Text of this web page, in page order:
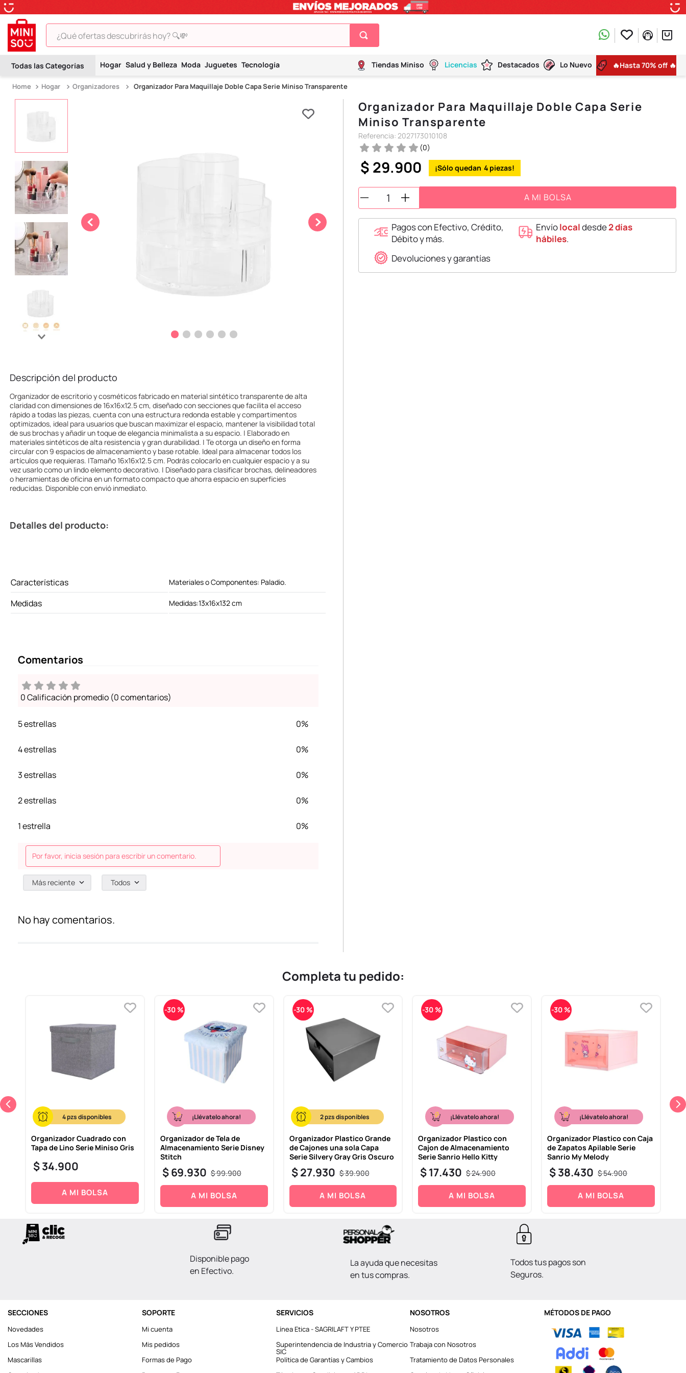
¿Qué ofertas descubrirás hoy? 🔍💸
Hogar Salud y Belleza Moda Juguetes Tecnología Tiendas Miniso Licencias Destacados Lo Nuevo 🔥Hasta 70% off 🔥
Hogar Organizadores Organizador Para Maquillaje Doble Capa Serie Miniso Transparente
Descripción del producto
Organizador de escritorio y cosméticos fabricado en material sintético transparente de alta
claridad con dimensiones de 16x16x12.5 cm, diseñado con secciones que facilita el acceso
rápido a todas las piezas, cuenta con una estructura redonda estable y compartimentos
optimizados, ideal para usuarios que buscan maximizar el espacio, mantener la visibilidad total
de sus brochas y añadir un toque de elegancia minimalista a su espacio. | Elaborado en
materiales sintéticos de alta resistencia y gran durabilidad. | Te otorga un diseño en forma
circular con 9 espacios de almacenamiento y base rotable. Ideal para almacenar todos los
artículos que requieras. |Tamaño 16x16x12.5 cm. Podrás colocarlo en cualquier espacio y a su
vez usarlo como un lindo elemento decorativo. | Diseñado para clasificar brochas, delineadores
o herramientas de oficina en un formato compacto que ahorra espacio en superficies
reducidas. Disponible con envió inmediato.
Detalles del producto:
Características Materiales o Componentes: Paladio.
Medidas Medidas:13x16x132 cm
Comentarios
0 Calificación promedio (0 comentarios)
5 estrellas 0%
4 estrellas 0%
3 estrellas 0%
2 estrellas 0%
1 estrella 0%
Por favor, inicia sesión para escribir un comentario.
Más reciente Todos
No hay comentarios.
Organizador Para Maquillaje Doble Capa Serie
Miniso Transparente
Referencia: 2027173010108
(0)
$ 29.900 4
A MI BOLSA
Pagos con Efectivo, Crédito,
Débito y más.
Envíolocaldesde2 días
hábiles.
Devoluciones y garantías
Completa tu pedido:
4
Organizador Cuadrado con
Tapa de Lino Serie Miniso Gris
$34.900
A MI BOLSA
-30 %
¡Llévatelo ahora!
Organizador de Tela de
Almacenamiento Serie Disney
Stitch
$99.900
$69.930
A MI BOLSA
-30 %
2
Organizador Plastico Grande
de Cajones una sola Capa
Serie Silvery Gray Gris Oscuro
$39.900
$27.930
A MI BOLSA
-30 %
¡Llévatelo ahora!
Organizador Plastico con
Cajon de Almacenamiento
Serie Sanrio Hello Kitty
$24.900
$17.430
A MI BOLSA
-30 %
¡Llévatelo ahora!
Organizador Plastico con Caja
de Zapatos Apilable Serie
Sanrio My Melody
$54.900
$38.430
A MI BOLSA
Disponible pago
en Efectivo.
La ayuda que necesitas
en tus compras.
Todos tus pagos son
Seguros.
SECCIONES
Novedades
Los Más Vendidos
Mascarillas
SOPORTE
Mi cuenta
Mis pedidos
Formas de Pago
SERVICIOS
Línea Etica - SAGRILAFT Y PTEE
Superintendencia de Industria y Comercio
SIC
Política de Garantías y Cambios
NOSOTROS
Nosotros
Trabaja con Nosotros
Tratamiento de Datos Personales
MÉTODOS DE PAGO
TÉRMINOS MÁS BUSCADOS
2.
hello kitty
9.
llaveros
.